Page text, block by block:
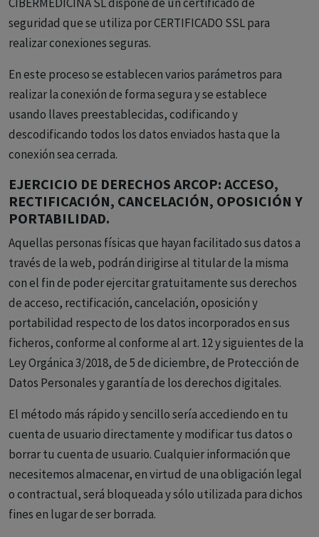
seguridad que se utiliza por CERTIFICADO SSL para
realizar conexiones seguras.
En este proceso se establecen varios parámetros para
realizar la conexión de forma segura y se establece
usando llaves preestablecidas, codificando y
descodificando todos los datos enviados hasta que la
conexión sea cerrada.
EJERCICIO DE DERECHOS ARCOP: ACCESO,
RECTIFICACIÓN, CANCELACIÓN, OPOSICIÓN Y
PORTABILIDAD.
Aquellas personas físicas que hayan facilitado sus datos a
través de la web, podrán dirigirse al titular de la misma
con el fin de poder ejercitar gratuitamente sus derechos
de acceso, rectificación, cancelación, oposición y
portabilidad respecto de los datos incorporados en sus
ficheros, conforme al conforme al art. 12 y siguientes de la
Ley Orgánica 3/2018, de 5 de diciembre, de Protección de
Datos Personales y garantía de los derechos digitales.
El método más rápido y sencillo sería accediendo en tu
cuenta de usuario directamente y modificar tus datos o
borrar tu cuenta de usuario. Cualquier información que
necesitemos almacenar, en virtud de una obligación legal
o contractual, será bloqueada y sólo utilizada para dichos
fines en lugar de ser borrada.